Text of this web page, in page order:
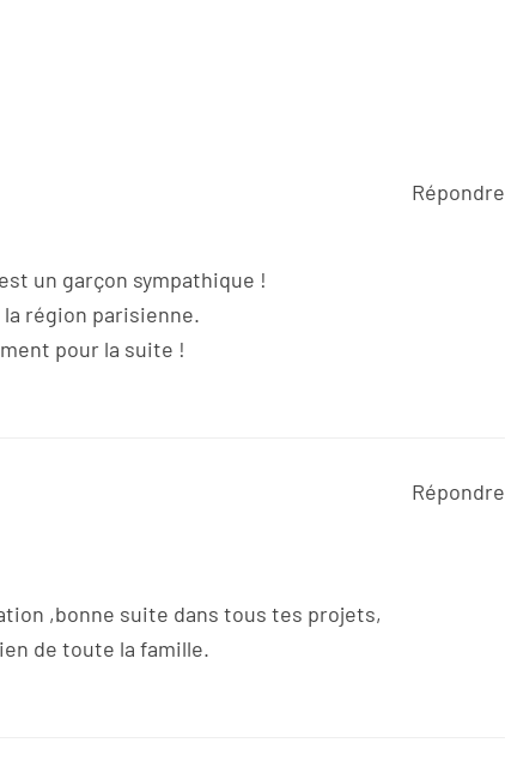
un garçon sympathique !
région parisienne.
pour la suite !
Répondre
,bonne suite dans tous tes projets,
de toute la famille.
Répondre